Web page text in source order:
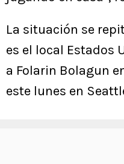
La situación se
es el local Estados
a Folarin Bolagun
este lunes en